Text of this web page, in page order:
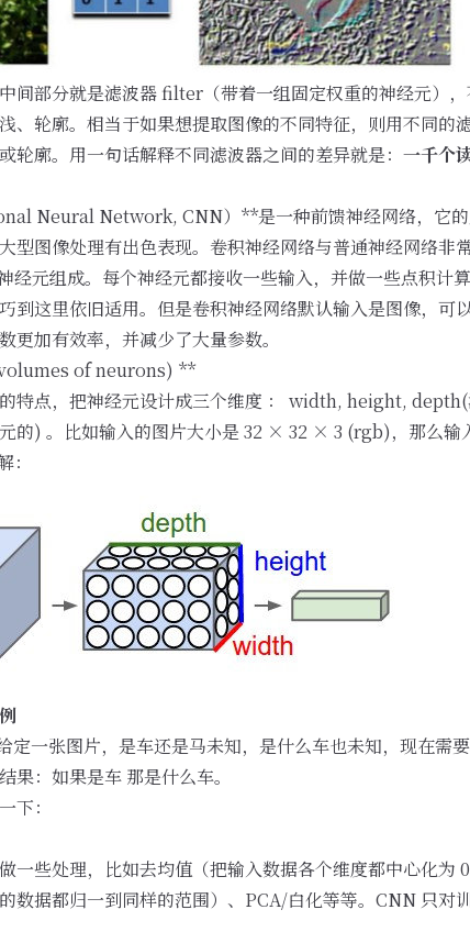
间部分就是滤波器 filter（带着一组固定权重的神经元）
、轮廓。相当于如果想提取图像的不同特征，则用不同
轮廓。用一句话解释不同滤波器之间的差异就是： 一千个
Neural Network, CNN）**是一种前馈神经网络，它
型图像处理有出色表现。卷积神经网络与普通神经网络非
元组成。每个神经元都接收一些输入，并做一些点积计算
到这里依旧适用。但是卷积神经网络默认输入是图像，可
更加有效率，并减少了大量参数。
of neurons) **
特点，把神经元设计成三个维度 ： width, height,
的) 。比如输入的图片大小是 32 × 32 × 3 (rgb)，那么输
定一张图片，是车还是马未知，是什么车也未知，现在需
果：如果是车 那是什么车。
下：
一些处理，比如去均值（把输入数据各个维度都中心化为
数据都归一到同样的范围）、PCA/白化等等。CNN 只对